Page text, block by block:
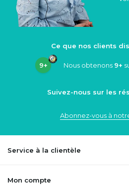
Ce que nos clients
9+ Nous obtenons 9+
Suivez-nous sur les
Abonnez-vous à
Service à la clientèle
Mon compte